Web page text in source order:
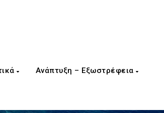
Ανάπτυξη – Εξωστρέφεια